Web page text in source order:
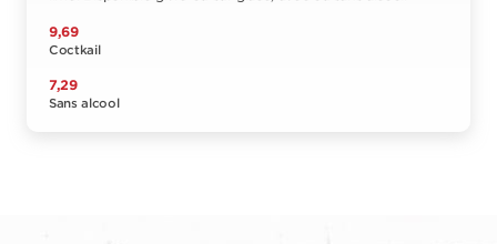
9,69
Coctkail
7,29
Sans alcool